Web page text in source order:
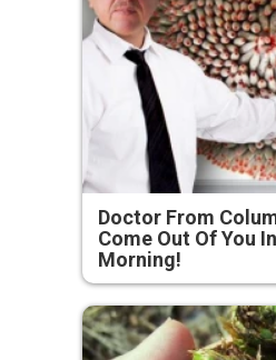
Doctor From
Come Out Of You
Morning!